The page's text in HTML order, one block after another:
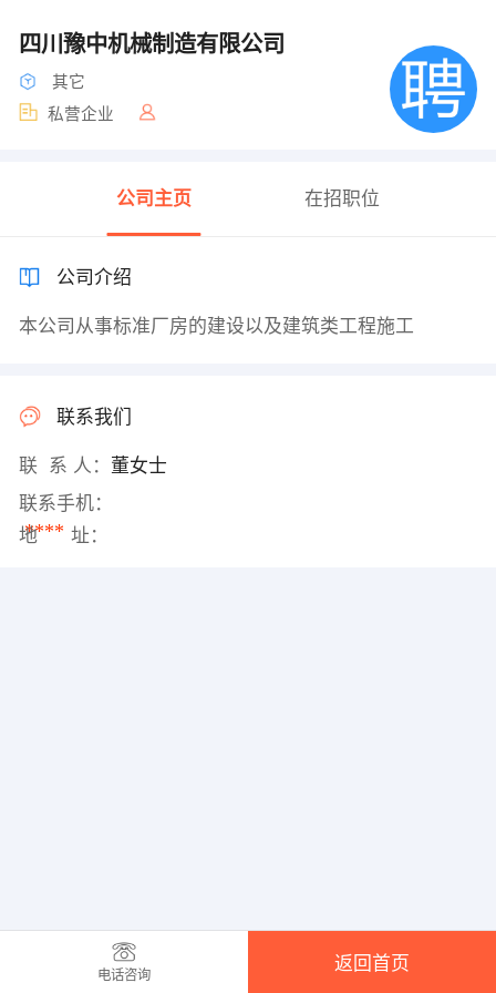
四川豫中机械制造有限公司
其它
私营企业
公司主页 在招职位
公司介绍
本公司从事标准厂房的建设以及建筑类工程施工
联系我们
联 系 人： 董女士
联系手机：
****
地 址：
电话咨询
返回首页